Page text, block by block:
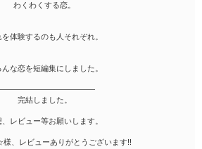
わくわくする恋。
を体験するのも人それぞれ。
んな恋を短編集にしました。
完結しました。
、レビュー等お願いします。
、レビューありがとうございます!!